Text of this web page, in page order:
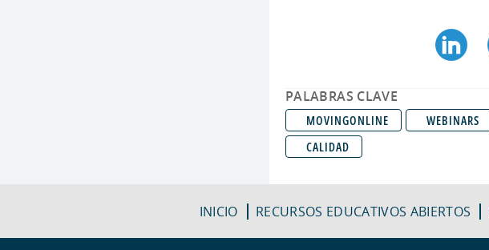
PALABRAS CLAVE
MOVINGONLINE WEBINARS
CALIDAD
INICIO RECURSOS EDUCATIVOS ABIERTOS